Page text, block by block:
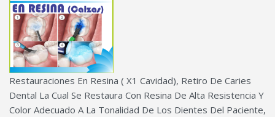
Restauraciones En Resina ( X1 Cavidad), Retiro De Caries
Dental La Cual Se Restaura Con Resina De Alta Resistencia Y
Color Adecuado A La Tonalidad De Los Dientes Del Paciente,